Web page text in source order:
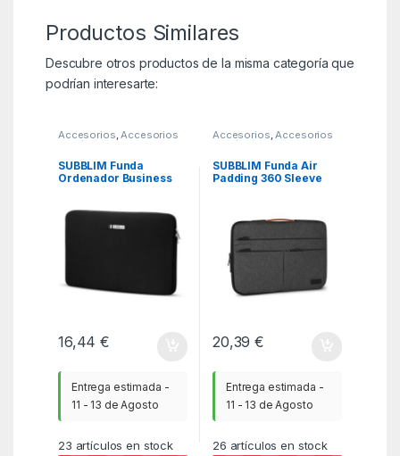
Productos Similares
Descubre otros productos de la misma categoría que
podrían interesarte:
Accesorios,Accesorios
Portátil
SUBBLIM Funda
Ordenador Business
Black
16,44€
Entrega estimada -
11 - 13 de Agosto
23 artículos en stock
Accesorios,Accesorios
Portátil
SUBBLIM Funda Air
Padding 360 Sleeve
20,39€
Entrega estimada -
11 - 13 de Agosto
26 artículos en stock